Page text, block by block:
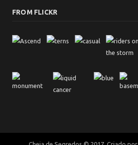
FROM FLICKR